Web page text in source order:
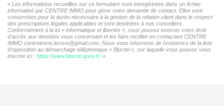
« Les informations recueillies sur ce formulaire sont enregistrées dans un fichier
informatisé par CENTRE IMMO pour gérer votre demande de contact. Elles sont
conservées pour la durée nécessaire à la gestion de la relation client dans le respect
des prescriptions légales applicables et sont destinées à nos conseillers
Conformément à la loi « informatique et libertés », vous pouvez exercer votre droit
d'accès aux données vous concernant et les faire rectifier en contactant CENTRE
IMMO centreimmo.lerove@gmail.com. Nous vous informons de l'existence de la liste
d'opposition au démarchage téléphonique « Bloctel », sur laquelle vous pouvez vous
inscrire ici : https://www.bloctel.gouv.fr/»